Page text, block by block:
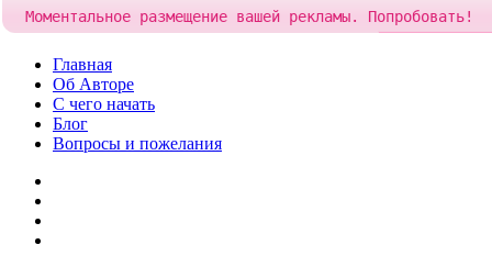
Skip
content
Главная
Об Авторе
С чего начать
Блог
Вопросы и пожелания
Моментальное размещение вашей рекламы. Попробовать!